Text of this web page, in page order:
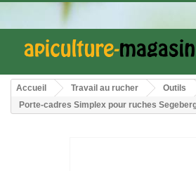
Accueil Travail au rucher Outils
Porte-cadres Simplex pour ruches